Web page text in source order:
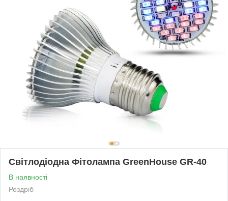
Світлодіодна Фітолампа GreenHouse GR-40
В наявності
Роздріб